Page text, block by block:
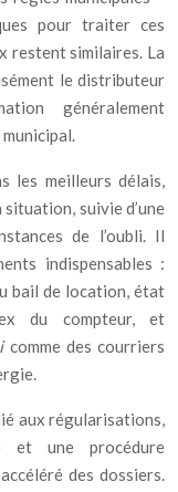
pour traiter ces
restent similaires. La
le distributeur
généralement
les meilleurs délais,
suivie d’une
de l’oubli. Il
indispensables :
bail de location, état
du compteur, et
comme des courriers
aux régularisations,
et une procédure
des dossiers.